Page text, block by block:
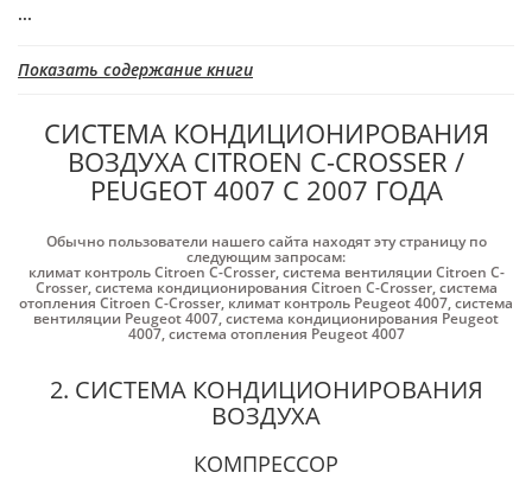
...
Показать содержание книги
СИСТЕМА КОНДИЦИОНИРОВАНИЯ
ВОЗДУХА CITROEN C-CROSSER /
PEUGEOT 4007 С 2007 ГОДА
Обычно пользователи нашего сайта находят эту страницу по
следующим запросам:
климат контроль Citroen C-Crosser,система вентиляции Citroen C-
Crosser,система кондиционирования Citroen C-Crosser,система
отопления Citroen C-Crosser, климат контроль Peugeot 4007,система
вентиляции Peugeot 4007,система кондиционирования Peugeot
4007,система отопления Peugeot 4007
2. СИСТЕМА КОНДИЦИОНИРОВАНИЯ
ВОЗДУХА
КОМПРЕССОР